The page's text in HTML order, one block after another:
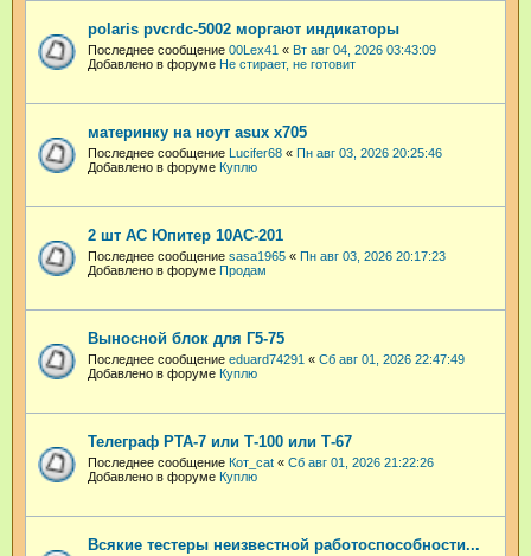
polaris pvcrdc-5002 моргают индикаторы
Последнее сообщение 00Lex41 « Вт авг 04, 2026 03:43:09
Добавлено в форуме Не стирает, не готовит
материнку на ноут asux x705
Последнее сообщение Lucifer68 « Пн авг 03, 2026 20:25:46
Добавлено в форуме Куплю
2 шт АС Юпитер 10АС-201
Последнее сообщение sasa1965 « Пн авг 03, 2026 20:17:23
Добавлено в форуме Продам
Выносной блок для Г5-75
Последнее сообщение eduard74291 « Сб авг 01, 2026 22:47:49
Добавлено в форуме Куплю
Телеграф РТА-7 или Т-100 или Т-67
Последнее сообщение Кот_cat « Сб авг 01, 2026 21:22:26
Добавлено в форуме Куплю
Всякие тестеры неизвестной работоспособности...